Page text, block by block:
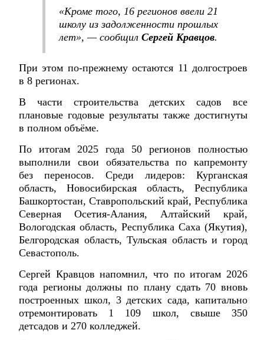
«Кроме того, 16 регионов ввели 21
школу из задолженности прошлых
лет», — сообщил Сергей Кравцов.
При этом по-прежнему остаются 11 долгостроев
в 8 регионах.
В части строительства детских садов все
плановые годовые результаты также достигнуты
в полном объёме.
По итогам 2025 года 50 регионов полностью
выполнили свои обязательства по капремонту
без переносов. Среди лидеров: Курганская
область, Новосибирская область, Республика
Башкортостан, Ставропольский край, Республика
Северная Осетия-Алания, Алтайский край,
Вологодская область, Республика Саха (Якутия),
Белгородская область, Тульская область и город
Севастополь.
Сергей Кравцов напомнил, что по итогам 2026
года регионы должны по плану сдать 70 вновь
построенных школ, 3 детских сада, капитально
отремонтировать 1 109 школ, свыше 350
детсадов и 270 колледжей.